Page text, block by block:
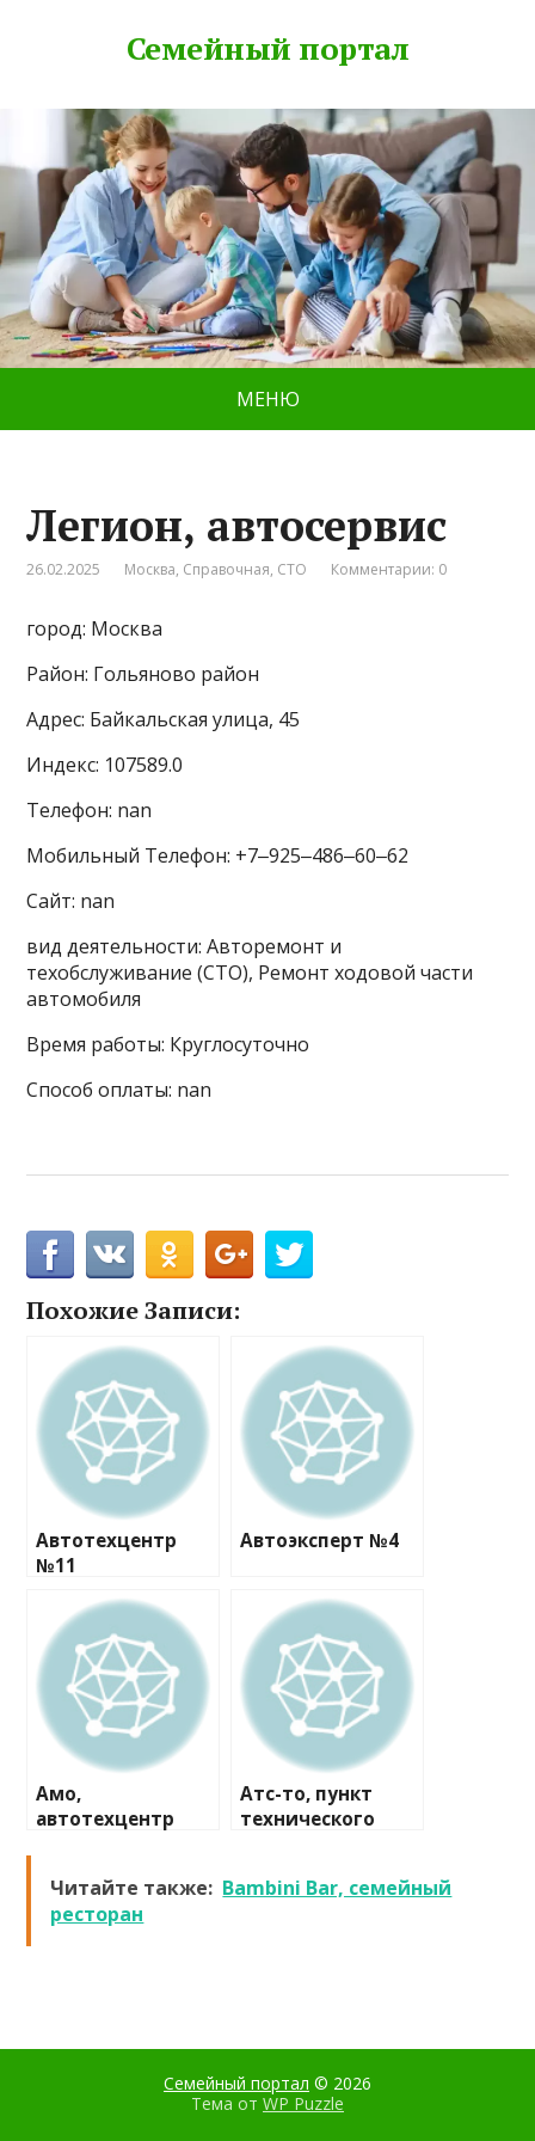
Семейный портал
МЕНЮ
Легион, автосервис
26.02.2025 Москва, Справочная, СТО Комментарии: 0
город: Москва
Район: Гольяново район
Адрес: Байкальская улица, 45
Индекс: 107589.0
Телефон: nan
Мобильный Телефон: +7‒925‒486‒60‒62
Сайт: nan
вид деятельности: Авторемонт и
техобслуживание (СТО), Ремонт ходовой части
автомобиля
Время работы: Круглосуточно
Способ оплаты: nan
Похожие Записи:
Автотехцентр
№11
Автоэксперт №4
Амо,
автотехцентр
Атс-то, пункт
технического
Читайте также: Bambini Bar, семейный
ресторан
Семейный портал © 2026
Тема от WP Puzzle